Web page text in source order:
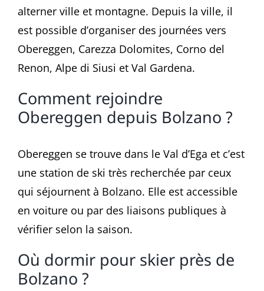
alterner ville et montagne. Depuis la ville, il
est possible d’organiser des journées vers
Obereggen, Carezza Dolomites, Corno del
Renon, Alpe di Siusi et Val Gardena.
Comment rejoindre
Obereggen depuis Bolzano ?
Obereggen se trouve dans le Val d’Ega et c’est
une station de ski très recherchée par ceux
qui séjournent à Bolzano. Elle est accessible
en voiture ou par des liaisons publiques à
vérifier selon la saison.
Où dormir pour skier près de
Bolzano ?